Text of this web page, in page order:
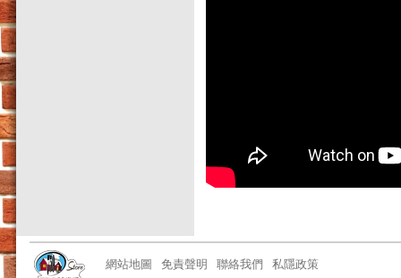
網站地圖 免責聲明 聯絡我們 私隱政策